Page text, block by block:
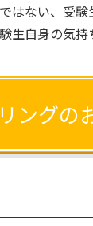
はない、受
自身の気持
ングの